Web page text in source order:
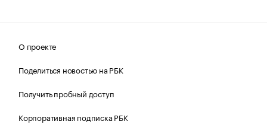
О проекте
Поделиться новостью на РБК
Получить пробный доступ
Корпоративная подписка РБК